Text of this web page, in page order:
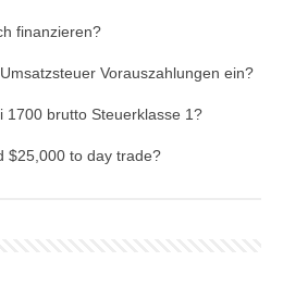
finanzieren?
Vorauszahlungen ein?
1700 brutto Steuerklasse 1?
$25,000 to day trade?